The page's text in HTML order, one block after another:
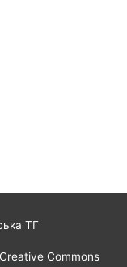
ТГ
Commons